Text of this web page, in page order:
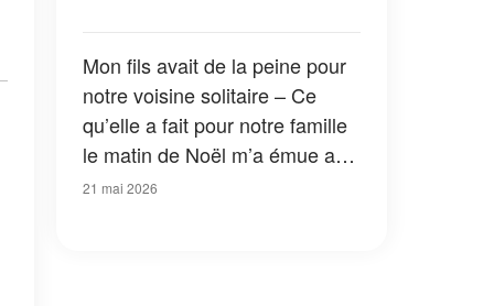
»
Mon fils avait de la peine pour
notre voisine solitaire – Ce
qu’elle a fait pour notre famille
le matin de Noël m’a émue aux
larmes
21 mai 2026